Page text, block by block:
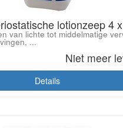
lotionzeep 4
van lichte tot middelmatige
...
Niet meer
Details